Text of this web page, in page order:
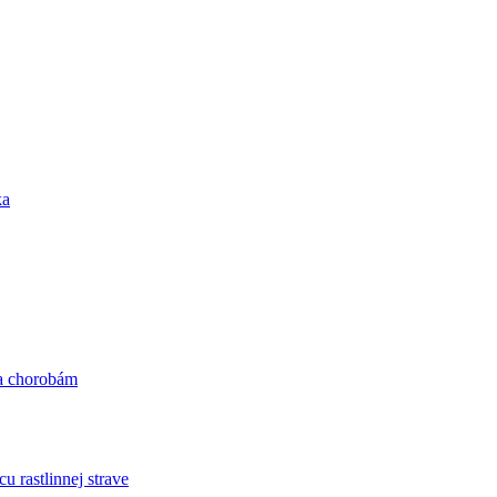
chorobám
rastlinnej strave